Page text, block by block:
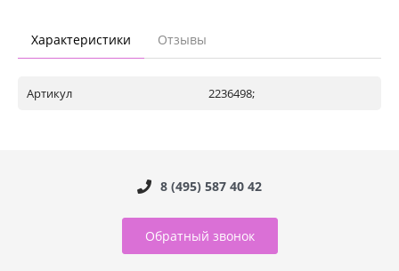
Характеристики Отзывы
Артикул 2236498;
8 (495) 587 40 42
Обратный звонок